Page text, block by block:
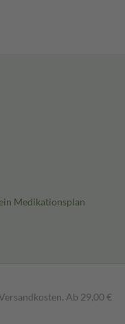
Medikationsplan
Ab 29,00 €